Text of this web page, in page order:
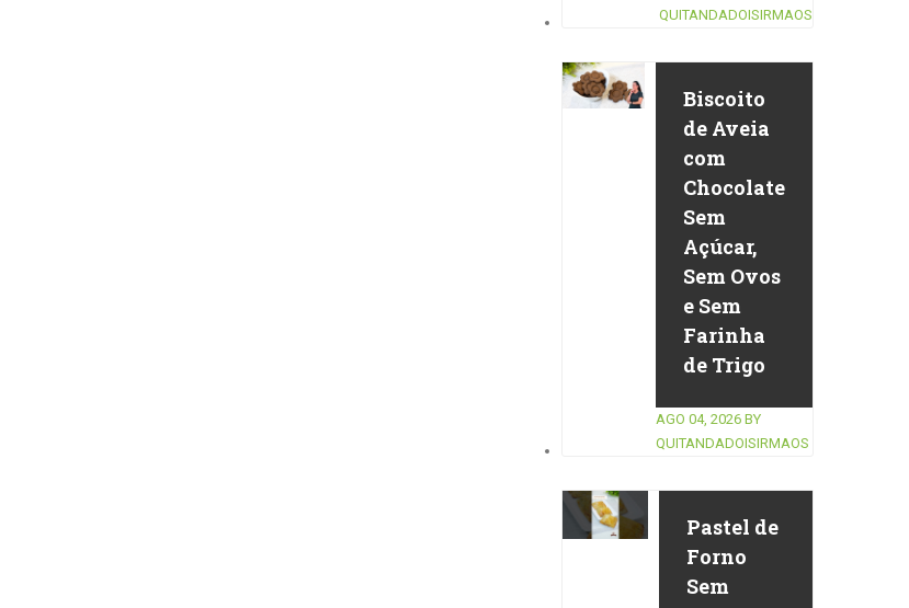
QUITANDADOISIRMAOS
Biscoito
de Aveia
com
Chocolate
Sem
Açúcar,
Sem Ovos
e Sem
Farinha
de Trigo
AGO 04, 2026 BY
QUITANDADOISIRMAOS
Pastel de
Forno
Sem